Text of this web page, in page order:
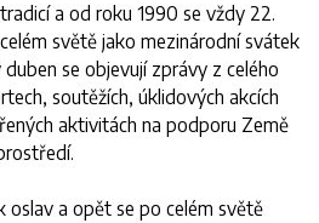
a od roku 1990 se vždy 22.
světě jako mezinárodní svátek
se objevují zprávy z celého
soutěžích, úklidových akcích
aktivitách na podporu Země
oslav a opět se po celém světě